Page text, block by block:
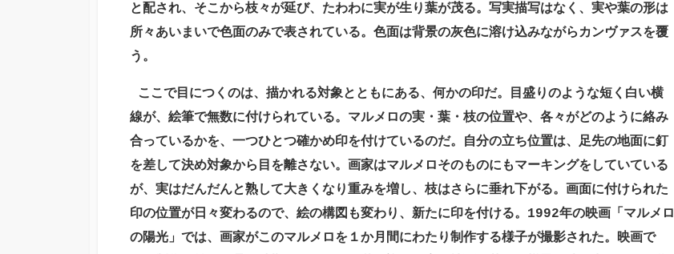
と配され、そこから枝々が延び、たわわに実が生り葉が茂る。写実描写はなく、実や葉の形は
所々あいまいで色面のみで表されている。色面は背景の灰色に溶け込みながらカンヴァスを覆
う。
ここで目につくのは、描かれる対象とともにある、何かの印だ。目盛りのような短く白い横
線が、絵筆で無数に付けられている。マルメロの実・葉・枝の位置や、各々がどのように絡み
合っているかを、一つひとつ確かめ印を付けているのだ。自分の立ち位置は、足先の地面に釘
を差して決め対象から目を離さない。画家はマルメロそのものにもマーキングをしていている
が、実はだんだんと熟して大きくなり重みを増し、枝はさらに垂れ下がる。画面に付けられた
印の位置が日々変わるので、絵の構図も変わり、新たに印を付ける。1992年の映画「マルメロ
の陽光」では、画家がこのマルメロを１か月間にわたり制作する様子が撮影された。映画で